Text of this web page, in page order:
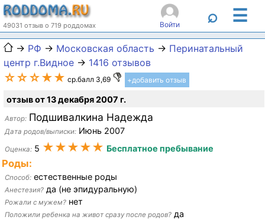
49031 отзыв о 719 роддомах Войти ⌕ ☰
→ РФ → Московская область → Перинатальный
центр г.Видное → 1416 отзывов
☆☆☆★★ ср.балл 3,69 +добавить отзыв
отзыв от 13 декабря 2007 г.
Автор: Подшивалкина Надежда
Дата родов/выписки: Июнь 2007
Оценка: 5 ★★★★★ Бесплатное пребывание
Роды:
Способ: естественные роды
Анестезия? да (не эпидуральную)
Рожали с мужем? нет
Положили ребенка на живот сразу после родов? да